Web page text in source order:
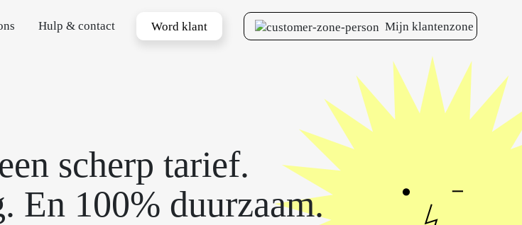
Hulp & contact Word klant Mijn klantenzone
scherp tarief.
En 100% duurzaam.